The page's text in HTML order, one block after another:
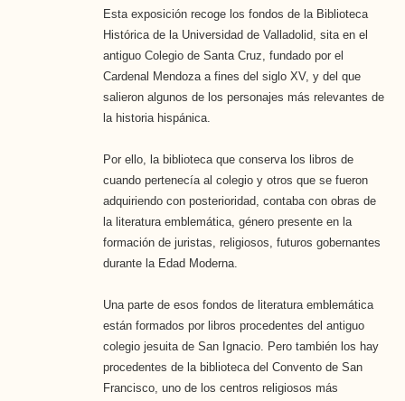
Esta exposición recoge los fondos de la Biblioteca
Histórica de la Universidad de Valladolid, sita en el
antiguo Colegio de Santa Cruz, fundado por el
Cardenal Mendoza a fines del siglo XV, y del que
salieron algunos de los personajes más relevantes de
la historia hispánica.
Por ello, la biblioteca que conserva los libros de
cuando pertenecía al colegio y otros que se fueron
adquiriendo con posterioridad, contaba con obras de
la literatura emblemática, género presente en la
formación de juristas, religiosos, futuros gobernantes
durante la Edad Moderna.
Una parte de esos fondos de literatura emblemática
están formados por libros procedentes del antiguo
colegio jesuita de San Ignacio. Pero también los hay
procedentes de la biblioteca del Convento de San
Francisco, uno de los centros religiosos más